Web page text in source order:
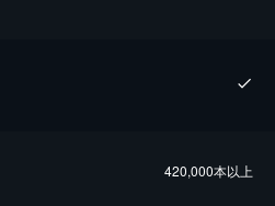
420,000本以上